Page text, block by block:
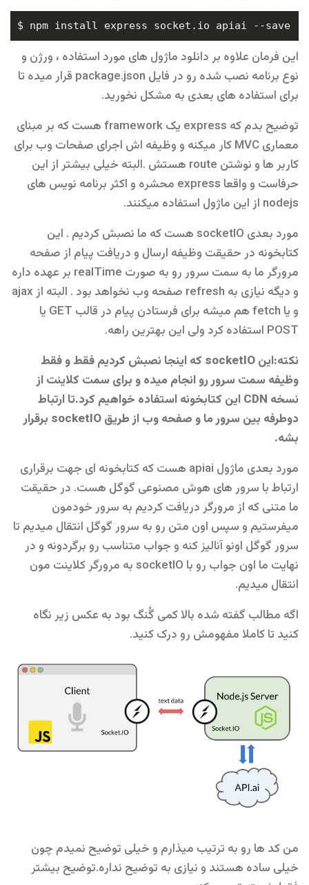
$ npm install express socket.io apiai --save
این فرمان علاوه بر دانلود ماژول های مورد استفاده ، ورژن و
نوع برنامه نصب شده رو در فایل package.json قرار میده تا
برای استفاده های بعدی به مشکل نخورید.
توضیح بدم که express یک framework هست که بر مبنای
معماری MVC کار میکنه و وظیفه اش اجرای صفحات وب برای
کاربر ها و نوشتن route هستش .البته خیلی بیشتر از این
حرفاست و واقعا express محشره و اکثر برنامه نویس های
nodejs از این ماژول استفاده میکنند.
مورد بعدی socketIO هست که ما نصبش کردیم . این
کتابخونه در حقیقت وظیفه ارسال و دریافت پیام از صفحه
مرورگر ما به سمت سرور رو به صورت realTime بر عهده داره
و دیگه نیازی به refresh صفحه وب نخواهد بود . البته از ajax
و یا fetch هم میشه برای فرستادن پیام در قالب GET یا
POST استفاده کرد ولی این بهترین راهه.
نکته:این socketIO که اینجا نصبش کردیم فقط و فقط
وظیفه سمت سرور رو انجام میده و برای سمت کلاینت از
نسخه CDN این کتابخونه استفاده خواهیم کرد.تا ارتباط
دوطرفه بین سرور ما و صفحه وب از طریق socketIO برقرار
بشه.
مورد بعدی ماژول apiai هست که کتابخونه ای جهت برقراری
ارتباط با سرور های هوش مصنوعی گوگل هست. در حقیقت
ما متنی که از مرورگر دریافت کردیم به سرور خودمون
میفرستیم و سپس اون متن رو به سرور گوگل انتقال میدیم تا
سرور گوگل اونو آنالیز کنه و جواب متناسب رو برگردونه و در
نهایت ما اون جواب رو با socketIO به مرورگر کلاینت مون
انتقال میدیم.
اگه مطالب گفته شده بالا کمی گُنگ بود به عکس زیر نگاه
کنید تا کاملا مفهومش رو درک کنید.
من کد ها رو به ترتیب میذارم و خیلی توضیح نمیدم چون
خیلی ساده هستند و نیازی به توضیح نداره.توضیح بیشتر